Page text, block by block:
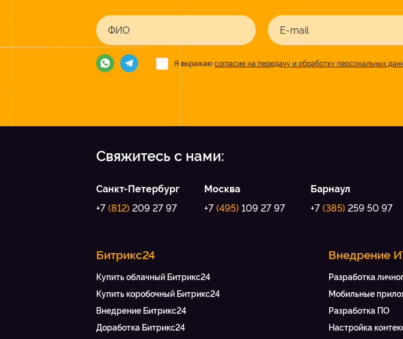
ФИО E-mail
Я выражаю согласие на передачу и обработку персональных
Свяжитесь с нами:
Санкт-Петербург
+7 (812) 209 27 97
Москва
+7(495) 109 27 97
Барнаул
+7 (385) 259 50 97
Битрикс24
Купить облачный Битрикс24
Купить коробочный Битрикс24
Внедрение Битрикс24
Доработка Битрикс24
Внедрение
Разработка
Мобильные
Разработка ПО
Настройка